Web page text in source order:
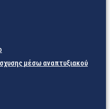
μέσω αναπτυξιακού